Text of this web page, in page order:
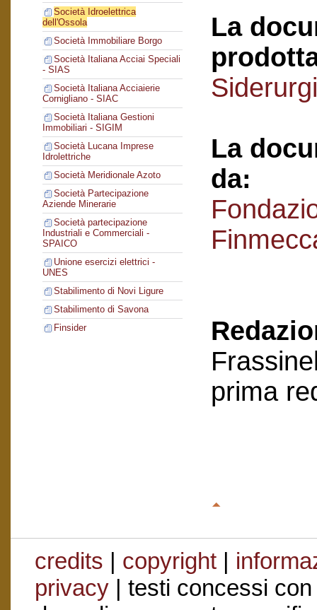
Società Idroelettrica
dell'Ossola
Società Immobiliare Borgo
Società Italiana Acciai Speciali
- SIAS
Società Italiana Acciaierie
Cornigliano - SIAC
Società Italiana Gestioni
Immobiliari - SIGIM
Società Lucana Imprese
Idrolettriche
Società Meridionale Azoto
Società Partecipazione
Aziende Minerarie
Società partecipazione
Industriali e Commerciali -
SPAICO
Unione esercizi elettrici -
UNES
Stabilimento di Novi Ligure
Stabilimento di Savona
Finsider
La
La
da:
prima
credits | copyright|
privacy| testi concessi